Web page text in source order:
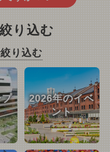
り込む
り込む
2026年のイベ
ント